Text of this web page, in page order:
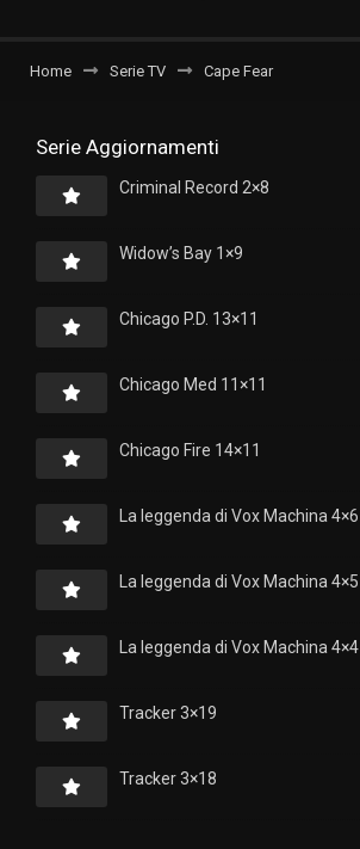
Home Serie TV Cape Fear
Serie Aggiornamenti
Criminal Record 2×8
Widow’s Bay 1×9
Chicago P.D. 13×11
Chicago Med 11×11
Chicago Fire 14×11
La leggenda di Vox Machina 4×6
La leggenda di Vox Machina 4×5
La leggenda di Vox Machina 4×4
Tracker 3×19
Tracker 3×18